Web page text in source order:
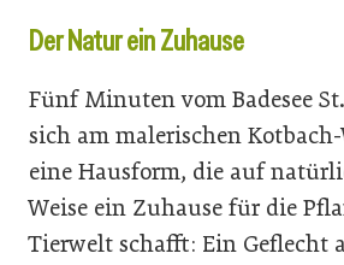
Der Natur ein Zuhause
Fünf Minuten vom Badesee
sich am malerischen
eine Hausform, die auf
Weise ein Zuhause für die
Tierwelt schafft: Ein Geflecht